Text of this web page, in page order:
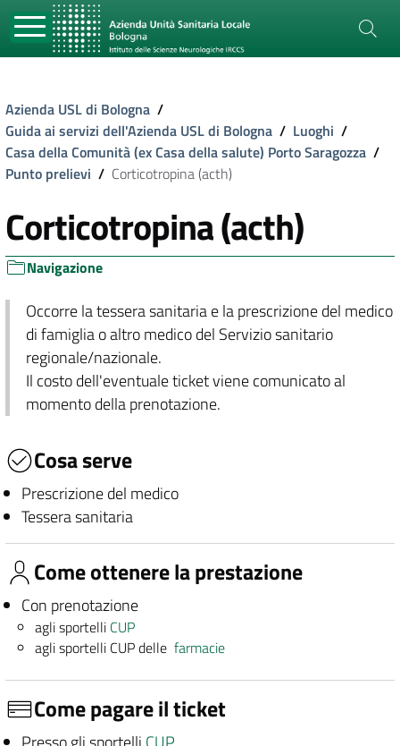
Azienda USL di Bologna /
Guida ai servizi dell'Azienda USL di Bologna / Luoghi /
Casa della Comunità (ex Casa della salute) Porto Saragozza /
Punto prelievi / Corticotropina (acth)
Corticotropina (acth)
Navigazione
Occorre la tessera sanitaria e la prescrizione del medico
di famiglia o altro medico del Servizio sanitario
regionale/nazionale.
Il costo dell'eventuale ticket viene comunicato al
momento della prenotazione.
Cosa serve
Prescrizione del medico
Tessera sanitaria
Come ottenere la prestazione
Con prenotazione
agli sportelli CUP
agli sportelli CUP dellefarmacie
Come pagare il ticket